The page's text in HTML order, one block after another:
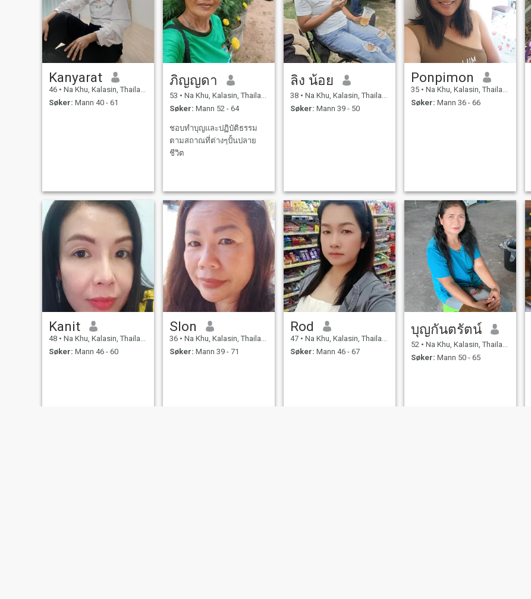
Kanyarat
46 • Na Khu, Kalasin, Thailand
Søker: Mann 40 - 61
ภิญญดา
53 • Na Khu, Kalasin, Thailand
Søker: Mann 52 - 64
ชอบทำบุญและปฏิบัติธรรม
ตามสถาณที่ต่างๆปั้นปลาย
ชีวิต
ลิง น้อย
38 • Na Khu, Kalasin, Thailand
Søker: Mann 39 - 50
Ponpimon
35 • Na Khu, Kalasin, Thailand
Søker: Mann 36 - 66
Kanit
48 • Na Khu, Kalasin, Thailand
Søker: Mann 46 - 60
Slon
36 • Na Khu, Kalasin, Thailand
Søker: Mann 39 - 71
Rod
47 • Na Khu, Kalasin, Thailand
Søker: Mann 46 - 67
บุญกันตรัตน์
52 • Na Khu, Kalasin, Thailand
Søker: Mann 50 - 65